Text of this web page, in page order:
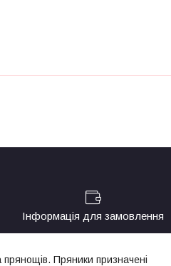
Інформація для замовлення
Пряники призначені